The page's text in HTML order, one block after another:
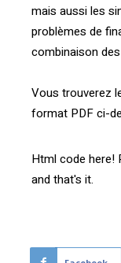
mais aussi les
problèmes de
combinaison
Vous trouverez
format PDF ci-
Html code here!
and that's it.